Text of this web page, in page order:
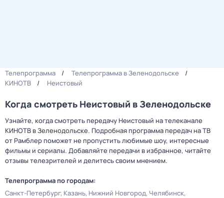
Телепрограмма
Телепрограмма в Зеленодольске
КИНОТВ
Неистовый
Когда смотреть Неистовый в Зеленодольске
Узнайте, когда смотреть передачу Неистовый на телеканале
КИНОТВ в Зеленодольске. Подробная программа передач на ТВ
от Рамблер поможет не пропустить любимые шоу, интересные
фильмы и сериалы. Добавляйте передачи в избранное, читайте
отзывы телезрителей и делитесь своим мнением.
Телепрограмма по городам:
Санкт-Петербург Казань Нижний Новгород Челябинск